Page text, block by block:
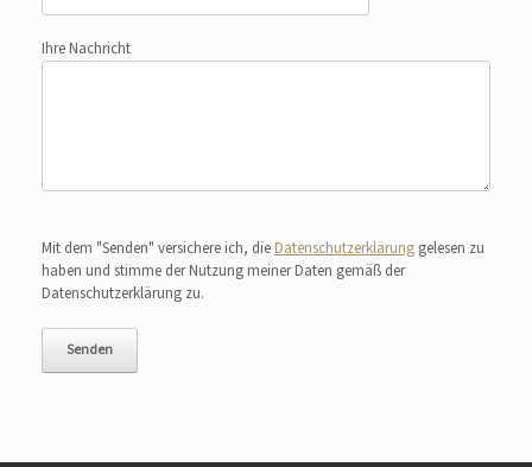
Ihre Nachricht
Mit dem "Senden" versichere ich, die Datenschutzerklärung gelesen zu
haben und stimme der Nutzung meiner Daten gemäß der
Datenschutzerklärung zu.